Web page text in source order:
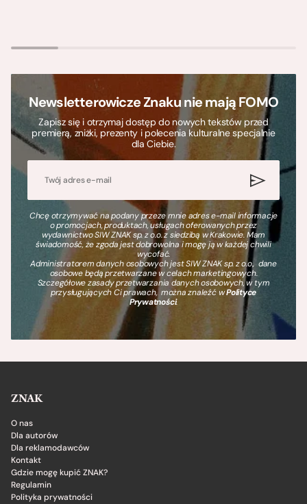
Newsletterowicze Znaku nie mają FOMO
Zapisz się i otrzymaj dostęp do nowych tekstów przed
premierą, zniżki, prezenty i polecenia kulturalne specjalnie
dla Ciebie.
Chcę otrzymywać na podany przeze mnie adres e-mail informacje
o promocjach, produktach, usługach oferowanych przez
wydawnictwo SIW ZNAK sp. z o.o. z siedzibą w Krakowie. Mam
świadomość, że zgoda jest dobrowolna i mogę ją w każdej chwili
wycofać.
Administratorem danych osobowych jest SIW ZNAK sp. z o.o., dane
osobowe będą przetwarzane w celach marketingowych.
Szczegółowe zasady przetwarzania danych osobowych, w tym
przysługujących Ci prawach, można znaleźć wPolityce
Prywatności.
ZNAK
O nas
Dla autorów
Dla reklamodawców
Kontakt
Gdzie mogę kupić ZNAK?
Regulamin
Polityka prywatności